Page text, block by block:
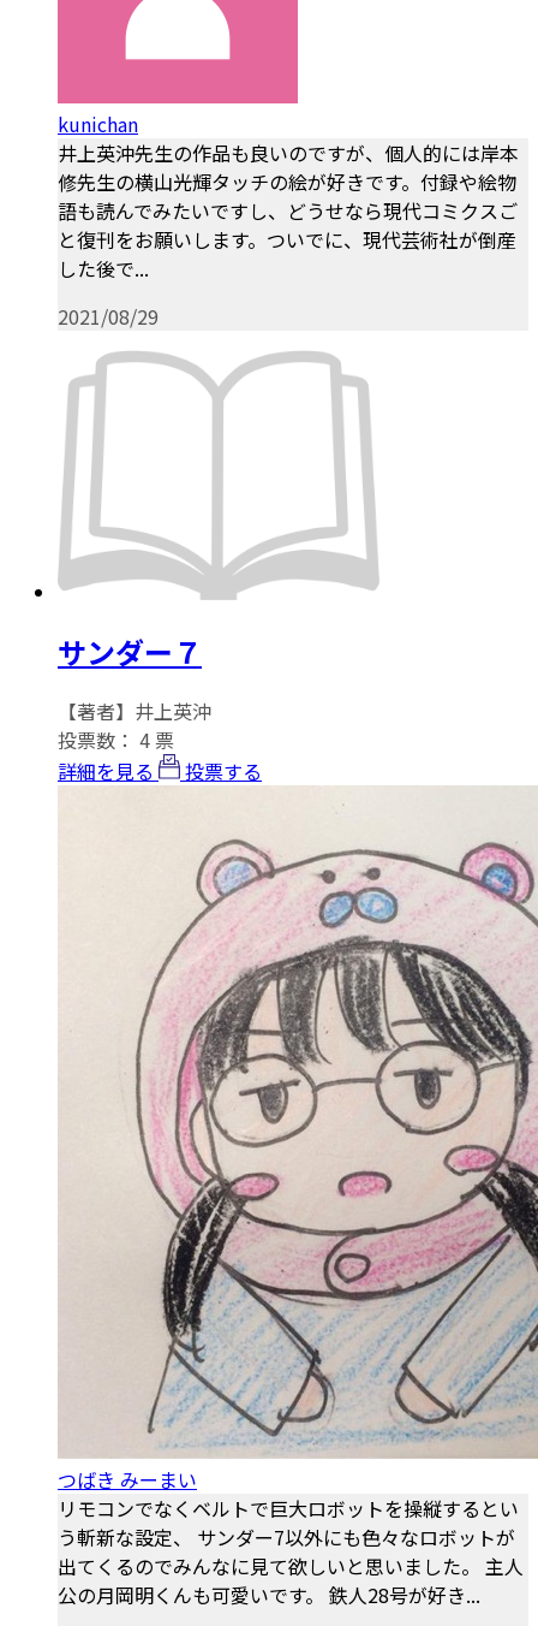
kunichan
井上英沖先生の作品も良いのですが、個人的には岸本
修先生の横山光輝タッチの絵が好きです。付録や絵物
語も読んでみたいですし、どうせなら現代コミクスご
と復刊をお願いします。ついでに、現代芸術社が倒産
した後で...
2021/08/29
サンダー７
【著者】井上英沖
投票数： 4票
詳細を見る
投票する
つばき みーまい
リモコンでなくベルトで巨大ロボットを操縦するとい
う斬新な設定、 サンダー7以外にも色々なロボットが
出てくるのでみんなに見て欲しいと思いました。 主人
公の月岡明くんも可愛いです。 鉄人28号が好き...